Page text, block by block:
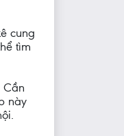
cung
tìm
Cần
này